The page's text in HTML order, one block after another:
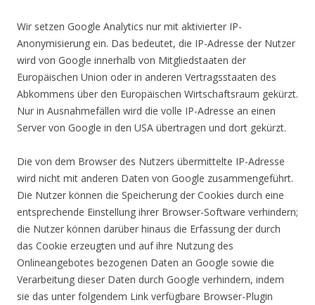
Wir setzen Google Analytics nur mit aktivierter IP-
Anonymisierung ein. Das bedeutet, die IP-Adresse der Nutzer
wird von Google innerhalb von Mitgliedstaaten der
Europäischen Union oder in anderen Vertragsstaaten des
Abkommens über den Europäischen Wirtschaftsraum gekürzt.
Nur in Ausnahmefällen wird die volle IP-Adresse an einen
Server von Google in den USA übertragen und dort gekürzt.
Die von dem Browser des Nutzers übermittelte IP-Adresse
wird nicht mit anderen Daten von Google zusammengeführt.
Die Nutzer können die Speicherung der Cookies durch eine
entsprechende Einstellung ihrer Browser-Software verhindern;
die Nutzer können darüber hinaus die Erfassung der durch
das Cookie erzeugten und auf ihre Nutzung des
Onlineangebotes bezogenen Daten an Google sowie die
Verarbeitung dieser Daten durch Google verhindern, indem
sie das unter folgendem Link verfügbare Browser-Plugin